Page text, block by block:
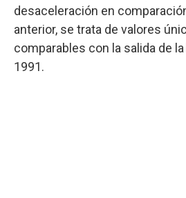
desaceleración en
anterior, se trata de valores
comparables con la salida de la
1991.